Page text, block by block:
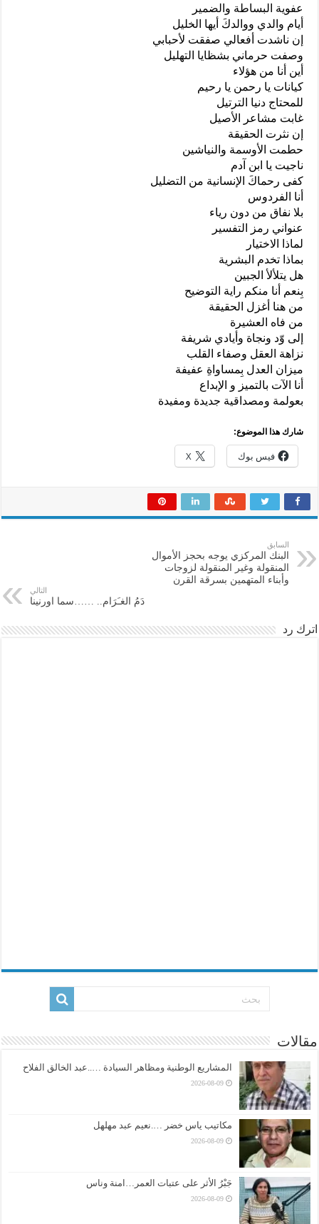
عفوية البساطة والضمير
أيام والدي ووالدكَ أيها الخليل
إن ناشدت أفعالي صفقت لأحبابي
وصفت حرماني بشظايا التهليل
أين أنا من هؤلاء
كيانات يا رحمن يا رحيم
للمحتاج دنيا الترتيل
غابت مشاعر الأصيل
إن نثرت الحقيقة
حطمت الأوسمة والنياشين
ناجيت يا ابن آدم
كفى رحماكَ الإنسانية من التضليل
أنا الفردوس
بلا نفاق من دون رياء
عنواني رمز التفسير
لماذا الاختيار
بماذا تخدم البشرية
هل يتلألأ الجبين
بِنعم أنا منكم راية التوضيح
من هنا أغزل الحقيقة
من فاه العشيرة
إلى وّد ونجاة وأيادي شريفة
نزاهة العقل وصفاء القلب
ميزان العدل بِمساواةِ عفيفة
أنا الآت بالتميز و الإبداع
بعولمة ومصداقية جديدة ومفيدة
شارك هذا الموضوع:
فيس بوك X
السابق
البنك المركزي يوجه بحجز الأموال
المنقولة وغير المنقولة لزوجات
وأبناء المتهمين بسرقة القرن
التالي
دَمُ الغـَرَامِ.. ……سما اورنينا
اترك رد
مقالات
المشاريع الوطنية ومظاهر السيادة …..عبد الخالق الفلاح
2026-08-09
مكاتيب ياس خضر ….نعيم عبد مهلهل
2026-08-09
جَبْرُ الأثر على عتبات العمر…امنة وناس
2026-08-09